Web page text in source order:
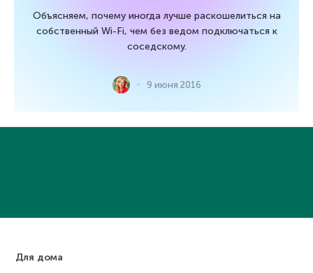
Объясняем, почему иногда лучше раскошелиться на
собственный Wi-Fi, чем без ведом подключаться к
соседскому.
9 июня 2016
Для дома